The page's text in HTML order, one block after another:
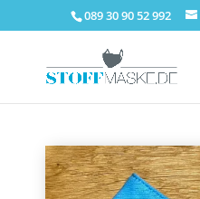
089 30 90 52 992